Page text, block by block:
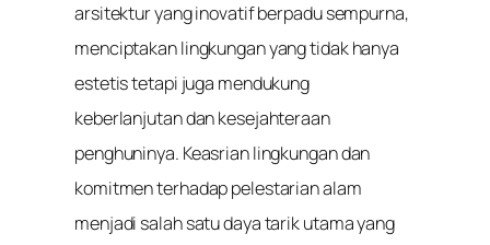
arsitektur yang inovatif berpadu sempurna,
menciptakan lingkungan yang tidak hanya
estetis tetapi juga mendukung
keberlanjutan dan kesejahteraan
penghuninya. Keasrian lingkungan dan
komitmen terhadap pelestarian alam
menjadi salah satu daya tarik utama yang